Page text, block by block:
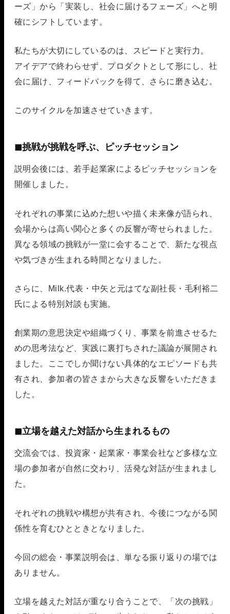
ーズ」から「実装し、社会に届けるフェーズ」へと明
確にシフトしています。
私たちが大切にしているのは、スピードと実行力。
アイデアで終わらせず、プロダクトとして形にし、社
会に届け、フィードバックを得て、さらに磨き込む。
このサイクルを加速させていきます。
◼︎挑戦が挑戦を呼ぶ、ピッチセッション
説明会後には、若手起業家によるピッチセッションを
開催しました。
それぞれの事業に込めた想いや描く未来像が語られ、
会場からは高い関心と多くの反響が寄せられました。
異なる領域の挑戦が一堂に会することで、新たな視点
や気づきが生まれる時間となりました。
さらに、Milk.代表・中矢と元はてな副社長・毛利裕二
氏による特別対談も実施。
創業期の意思決定や組織づくり、事業を前進させるた
めの思考法など、実践に裏打ちされた議論が展開され
ました。ここでしか聞けない具体的なエピソードも共
有され、参加者の皆さまから大きな反響をいただきま
した。
◼︎立場を越えた対話から生まれるもの
交流会では、投資家・起業家・事業会社など多様な立
場の参加者が自然に交わり、活発な対話が生まれまし
た。
それぞれの挑戦や構想が共有され、今後につながる関
係性を育むひとときとなりました。
今回の総会・事業説明会は、単なる振り返りの場では
ありません。
立場を越えた対話が重なり合うことで、「次の挑戦」